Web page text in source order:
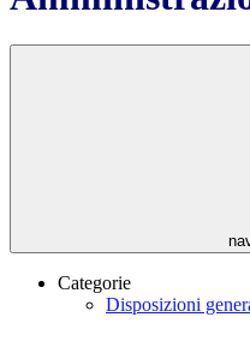
Categorie
Disposizioni